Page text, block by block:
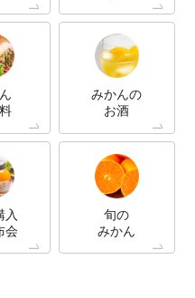
みかんの
お酒
入
会
旬の
みかん